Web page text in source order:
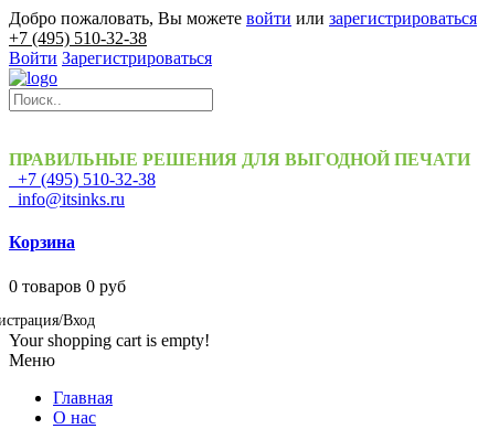
Добро пожаловать, Вы можете войти или зарегистрироваться
+7 (495) 510-32-38
Войти Зарегистрироваться
ПРАВИЛЬНЫЕ РЕШЕНИЯ ДЛЯ ВЫГОДНОЙ ПЕЧАТИ
+7 (495) 510-32-38
info@itsinks.ru
Корзина
0 товаров 0 руб
Вход
Your shopping cart is empty!
Меню
Главная
О нас